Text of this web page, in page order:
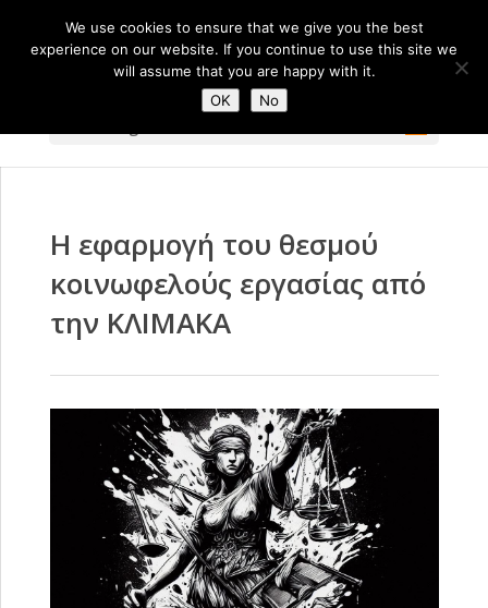
Η εφαρμογή του θεσμού
κοινωφελούς εργασίας από
την ΚΛΙΜΑΚΑ
We use cookies to ensure that we give you the best
experience on our website. If you continue to use this site we
will assume that you are happy with it.
OK
No